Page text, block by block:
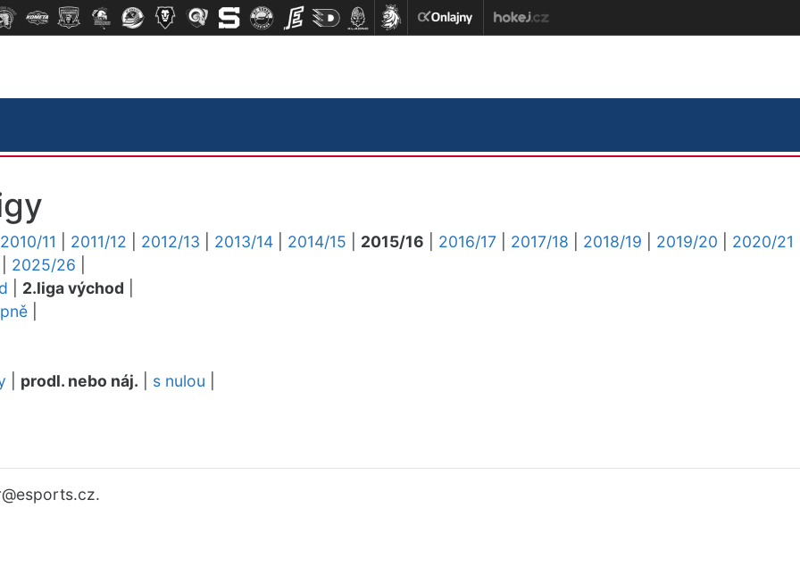
2010/11 2011/12 2012/13 2013/14 2014/15 2015/16 2016/17 2017/18 2018/19 2019/20
2020/21
2025/26
2.liga východ
prodl. nebo náj. s nulou
@esports.cz.